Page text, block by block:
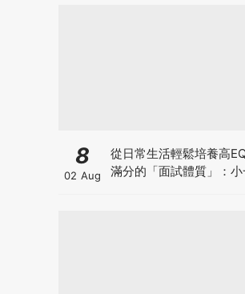
8
02 Aug
從日常生活輕鬆培養高
滿分的「面試體質」：小